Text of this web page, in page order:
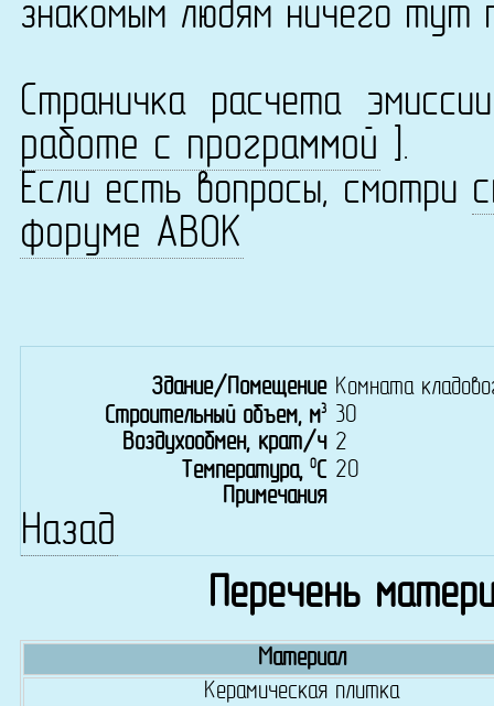
знакомым людям ничего тут
Страничка расчета
работе с программой ].
Если есть вопросы, смотри
форуме АВОК
Здание/Помещение Комната
Строительный объем, м3
30
Воздухообмен, крат/ч 2
Температура, 0C 20
Примечания
Назад
Перечень
Материал
Керамическая плитка